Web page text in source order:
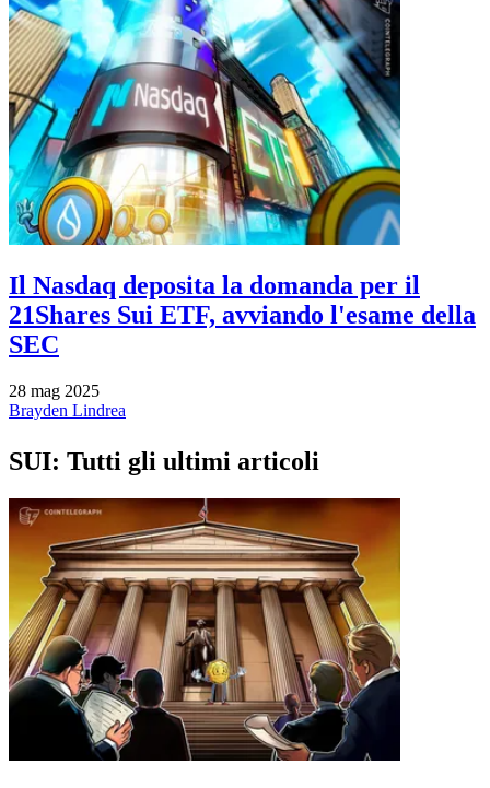
Il Nasdaq deposita la domanda per il
21Shares Sui ETF, avviando l'esame della
SEC
28 mag 2025
Brayden Lindrea
SUI: Tutti gli ultimi articoli